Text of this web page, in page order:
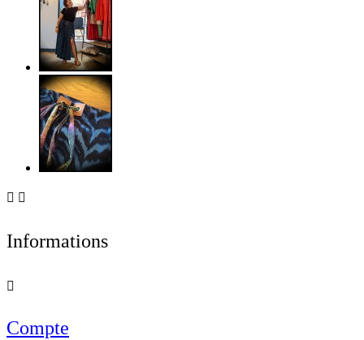
 
Informations

Compte